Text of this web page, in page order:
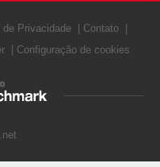
de Privacidade
Contato
Configuração de cookies